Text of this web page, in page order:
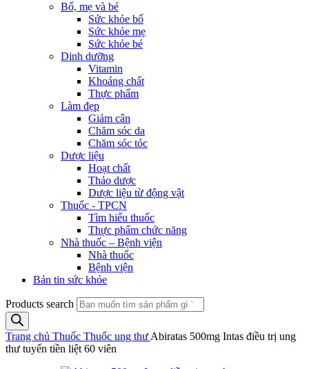
Bố, mẹ và bé
Sức khỏe bố
Sức khỏe mẹ
Sức khỏe bé
Dinh dưỡng
Vitamin
Khoáng chất
Thực phẩm
Làm đẹp
Giảm cân
Chăm sóc da
Chăm sóc tóc
Dược liệu
Hoạt chất
Thảo dược
Dược liệu từ động vật
Thuốc - TPCN
Tìm hiểu thuốc
Thực phẩm chức năng
Nhà thuốc – Bệnh viện
Nhà thuốc
Bệnh viện
Bản tin sức khỏe
Products search
Trang chủ Thuốc Thuốc ung thư Abiratas 500mg Intas điều trị ung
thư tuyến tiền liệt 60 viên